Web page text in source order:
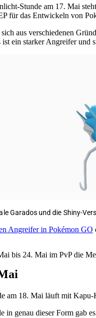
Stunde am 17. Mai
für das Entwickeln von
aus verschiedenen
ein starker Angreifer und
Garados und die Shiny-
Angreifer in Pokémon GO
bis 24. Mai im PvP die
am 18. Mai läuft mit
in genau dieser Form gab